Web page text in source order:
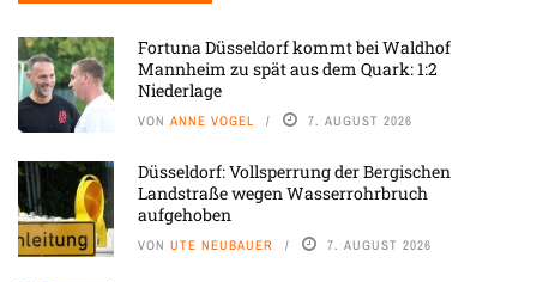
Fortuna Düsseldorf kommt bei Waldhof
Mannheim zu spät aus dem Quark: 1:2
Niederlage
VON ANNE VOGEL 7. AUGUST 2026
Düsseldorf: Vollsperrung der Bergischen
Landstraße wegen Wasserrohrbruch
aufgehoben
VON UTE NEUBAUER 7. AUGUST 2026